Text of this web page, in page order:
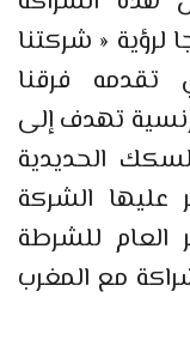
لرؤية « شركتنا
تقدمه فرقنا
تهدف إلى
الحديدية
عليها الشركة
العام للشرطة
مع المغرب